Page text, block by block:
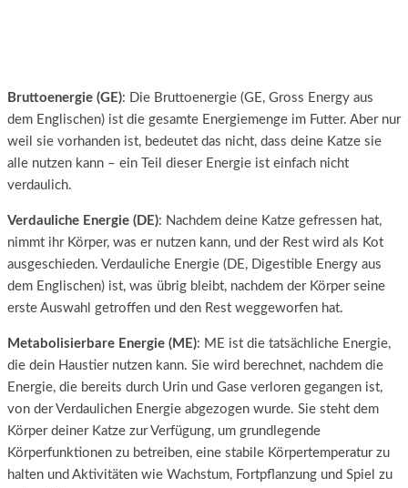
Bruttoenergie (GE): Die Bruttoenergie (GE, Gross Energy aus
dem Englischen) ist die gesamte Energiemenge im Futter. Aber nur
weil sie vorhanden ist, bedeutet das nicht, dass deine Katze sie
alle nutzen kann – ein Teil dieser Energie ist einfach nicht
verdaulich.
Verdauliche Energie (DE): Nachdem deine Katze gefressen hat,
nimmt ihr Körper, was er nutzen kann, und der Rest wird als Kot
ausgeschieden. Verdauliche Energie (DE, Digestible Energy aus
dem Englischen) ist, was übrig bleibt, nachdem der Körper seine
erste Auswahl getroffen und den Rest weggeworfen hat.
Metabolisierbare Energie (ME): ME ist die tatsächliche Energie,
die dein Haustier nutzen kann. Sie wird berechnet, nachdem die
Energie, die bereits durch Urin und Gase verloren gegangen ist,
von der Verdaulichen Energie abgezogen wurde. Sie steht dem
Körper deiner Katze zur Verfügung, um grundlegende
Körperfunktionen zu betreiben, eine stabile Körpertemperatur zu
halten und Aktivitäten wie Wachstum, Fortpflanzung und Spiel zu